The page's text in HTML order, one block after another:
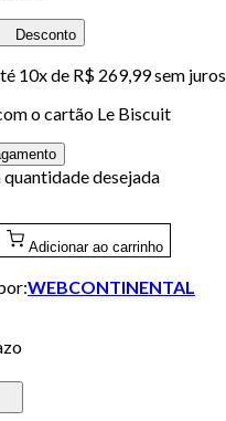
Desconto
10x de R$ 269,99 sem juros
o cartão Le Biscuit
desejada
Adicionar ao carrinho
WEBCONTINENTAL